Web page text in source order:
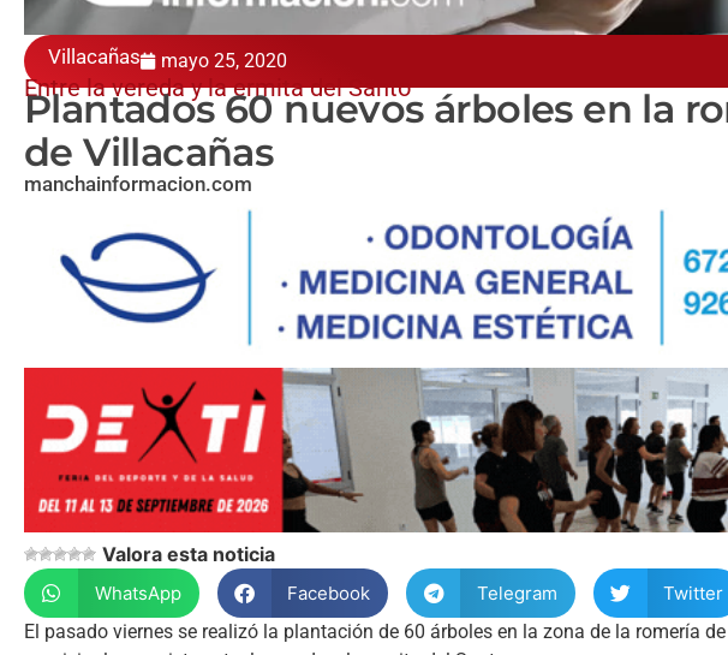
Villacañas mayo 25, 2020
Entre la vereda y la ermita del Santo
Plantados 60 nuevos árboles en la
de Villacañas
manchainformacion.com
Valora esta noticia
WhatsApp Facebook Telegram Twitter
El pasado viernes se realizó la plantación de 60 árboles en la zona de la romería